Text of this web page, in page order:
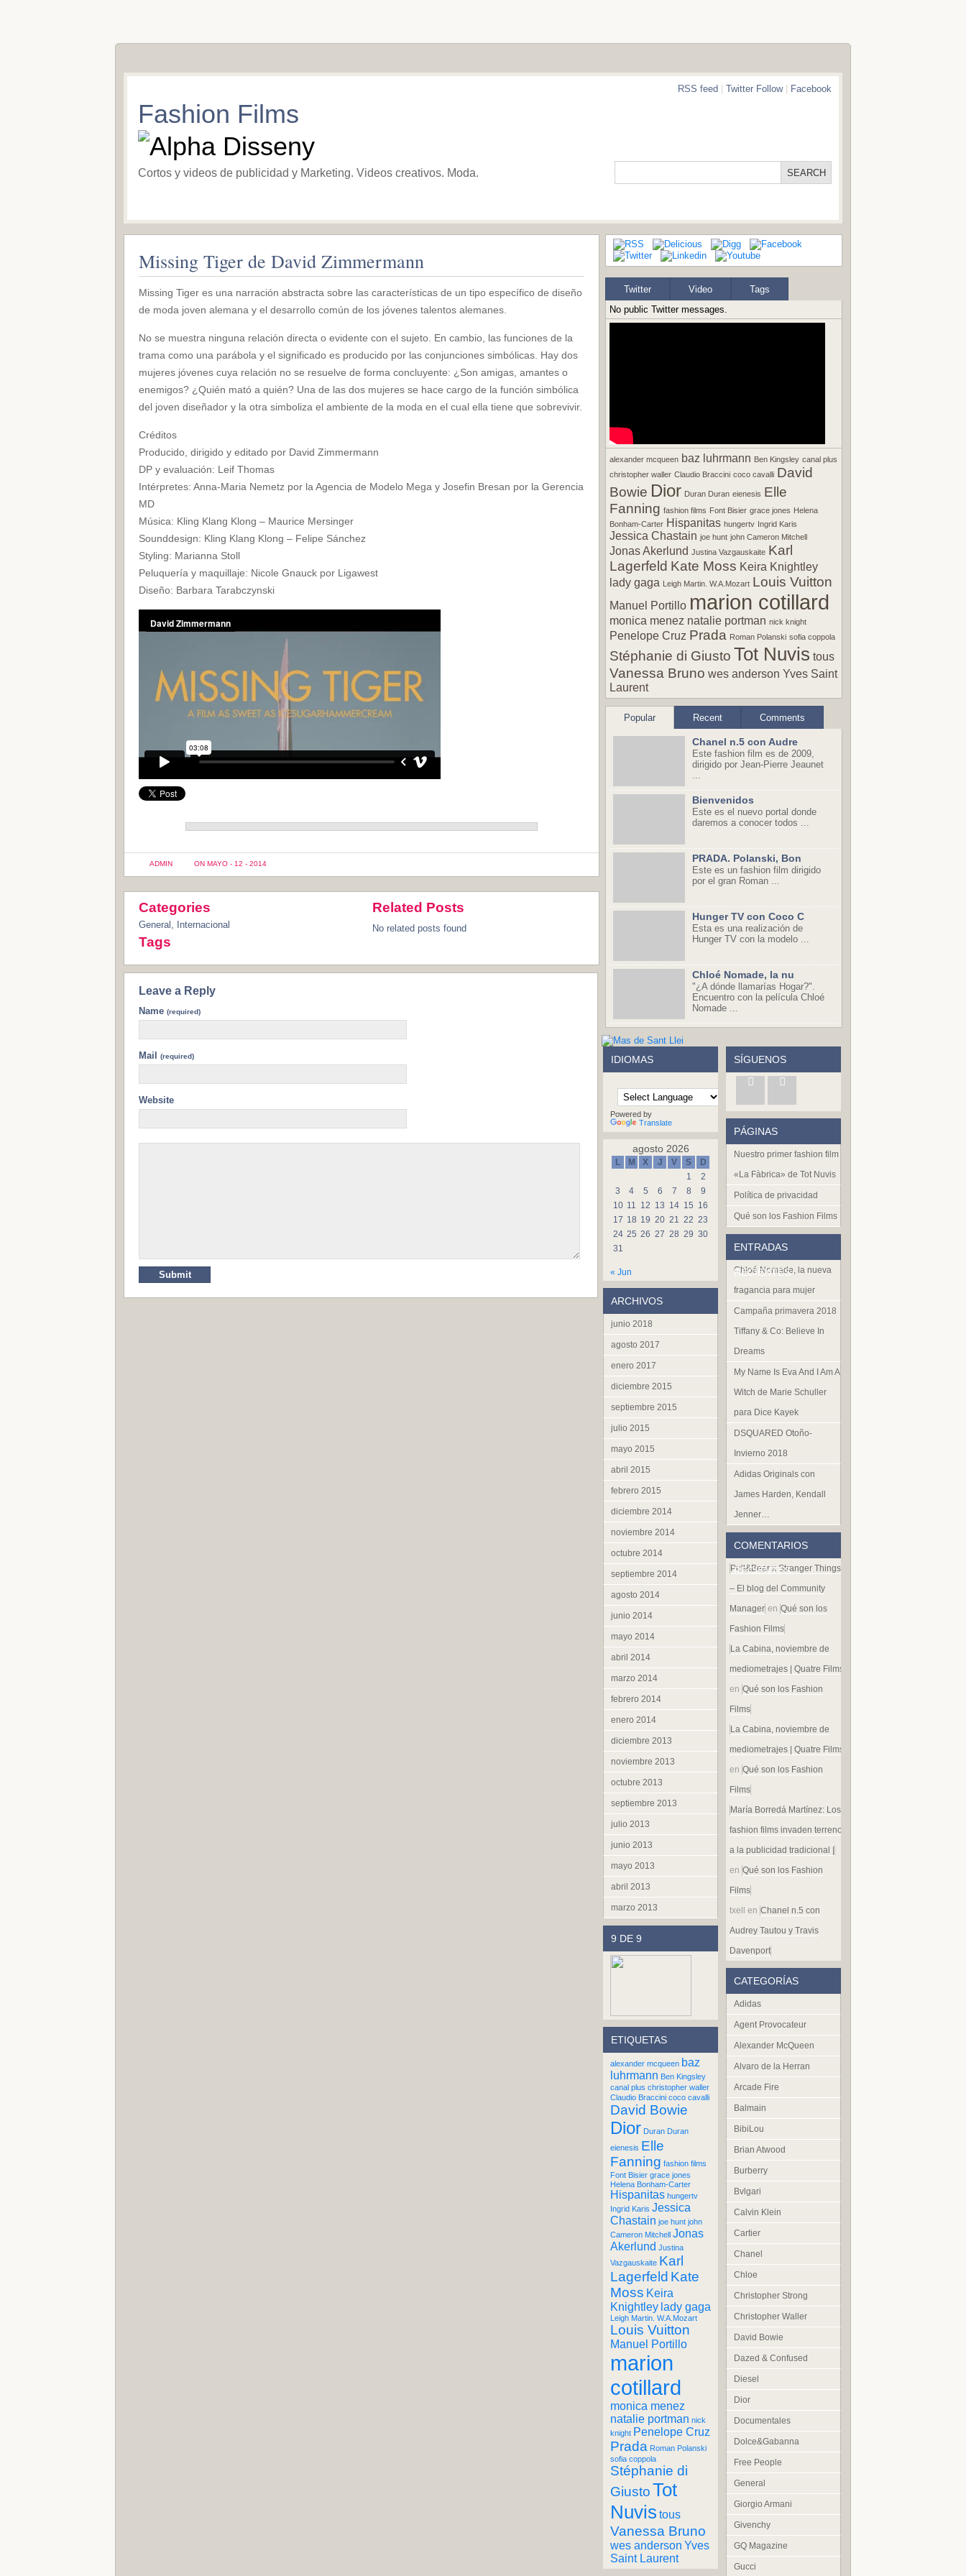
Fashion Films
Cortos y videos de publicidad y Marketing. Videos creativos. Moda.
RSS feed Twitter Follow| Facebook
Missing Tiger de David Zimmermann
Missing Tiger es una narración abstracta sobre las características de un tipo específico de diseño
de moda joven alemana y el desarrollo común de los jóvenes talentos alemanes.
No se muestra ninguna relación directa o evidente con el sujeto. En cambio, las funciones de la
trama como una parábola y el significado es producido por las conjunciones simbólicas. Hay dos
mujeres jóvenes cuya relación no se resuelve de forma concluyente: ¿Son amigas, amantes o
enemigos? ¿Quién mató a quién? Una de las dos mujeres se hace cargo de la función simbólica
del joven diseñador y la otra simboliza el ambiente de la moda en el cual ella tiene que sobrevivir.
Créditos
Producido, dirigido y editado por David Zimmermann
DP y evaluación: Leif Thomas
Intérpretes: Anna-Maria Nemetz por la Agencia de Modelo Mega y Josefin Bresan por la Gerencia
MD
Música: Kling Klang Klong – Maurice Mersinger
Sounddesign: Kling Klang Klong – Felipe Sánchez
Styling: Marianna Stoll
Peluquería y maquillaje: Nicole Gnauck por Ligawest
Diseño: Barbara Tarabczynski
ADMIN ON MAYO - 12 - 2014
Categories
General , Internacional
Tags
Related Posts
No related posts found
Leave a Reply
Name (required)
Mail (required)
Website
Twitter Video
Tags
No public Twitter messages.
alexander mcqueen baz luhrmann Ben Kingsley canal plus
christopher waller Claudio Braccini coco cavalli David
Bowie Dior Duran Duran eienesis Elle
Fanning fashion films Font Bisier grace jones Helena
Bonham-Carter Hispanitas hungertv Ingrid Karis
Jessica Chastain joe hunt john Cameron Mitchell
Jonas Akerlund Justina Vazgauskaite Karl
Lagerfeld Kate Moss Keira Knightley
lady gaga Leigh Martin. W.A.Mozart Louis Vuitton
Manuel Portillo marion cotillard
monica menez natalie portman nick knight
Penelope Cruz Prada Roman Polanski sofia coppola
Stéphanie di Giusto Tot Nuvis tous
Vanessa Bruno wes anderson Yves Saint
Laurent
Popular Recent Comments
Chanel n.5 con Audre
Este fashion film es de 2009,
dirigido por Jean-Pierre Jeaunet
...
Bienvenidos
Este es el nuevo portal donde
daremos a conocer todos ...
PRADA. Polanski, Bon
Este es un fashion film dirigido
por el gran Roman ...
Hunger TV con Coco C
Esta es una realización de
Hunger TV con la modelo ...
Chloé Nomade, la nu
"¿A dónde llamarías Hogar?".
Encuentro con la película Chloé
Nomade ...
IDIOMAS
Powered by
Translate
agosto 2026
L M X J V S
D
1
2
3
4 5 6 7 8
9
10 11 12 13 14 15 16
17 18 19 20 21 22 23
24 25 26 27 28 29 30
31
« Jun
ARCHIVOS
junio 2018
agosto 2017
enero 2017
diciembre 2015
septiembre 2015
julio 2015
mayo 2015
abril 2015
febrero 2015
diciembre 2014
noviembre 2014
octubre 2014
septiembre 2014
agosto 2014
junio 2014
mayo 2014
abril 2014
marzo 2014
febrero 2014
enero 2014
diciembre 2013
noviembre 2013
octubre 2013
septiembre 2013
julio 2013
junio 2013
mayo 2013
abril 2013
marzo 2013
9 DE 9
ETIQUETAS
alexander mcqueen baz
luhrmann Ben Kingsley
canal plus christopher waller
Claudio Braccini coco cavalli
David Bowie
Dior Duran Duran
eienesis Elle
Fanning fashion films
Font Bisier grace jones
Helena Bonham-Carter
Hispanitas hungertv
Ingrid Karis Jessica
Chastain joe hunt john
Cameron Mitchell Jonas
Akerlund Justina
Vazgauskaite Karl
Lagerfeld Kate
Moss Keira
Knightley lady gaga
Leigh Martin. W.A.Mozart
Louis Vuitton
Manuel Portillo
marion
cotillard
monica menez
natalie portman nick
knight Penelope Cruz
Prada Roman Polanski
sofia coppola
Stéphanie di
GiustoTot
Nuvis tous
Vanessa Bruno
wes anderson Yves
Saint Laurent
SÍGUENOS
PÁGINAS
Nuestro primer fashion film
«La Fàbrica» de Tot Nuvis
Política de privacidad
Qué son los Fashion Films
ENTRADAS
RECIENTES
Chloé Nomade, la nueva
fragancia para mujer
Campaña primavera 2018
Tiffany & Co: Believe In
Dreams
My Name Is Eva And I Am A
Witch de Marie Schuller
para Dice Kayek
DSQUARED Otoño-
Invierno 2018
Adidas Originals con
James Harden, Kendall
Jenner…
COMENTARIOS
RECIENTES
Pull&Bear x Stranger Things
– El blog del Community
Manager en Qué son los
Fashion Films
La Cabina, noviembre de
mediometrajes | Quatre Films
en Qué son los Fashion
Films
La Cabina, noviembre de
mediometrajes | Quatre Films
en Qué son los Fashion
Films
María Borredá Martínez: Los
fashion films invaden terreno
a la publicidad tradicional |
en Qué son los Fashion
Films
txell
en Chanel n.5 con
Audrey Tautou y Travis
Davenport
CATEGORÍAS
Adidas
Agent Provocateur
Alexander McQueen
Alvaro de la Herran
Arcade Fire
Balmain
BibiLou
Brian Atwood
Burberry
Bvlgari
Calvin Klein
Cartier
Chanel
Chloe
Christopher Strong
Christopher Waller
David Bowie
Dazed & Confused
Diesel
Dior
Documentales
Dolce&Gabanna
Free People
General
Giorgio Armani
Givenchy
GQ Magazine
Gucci